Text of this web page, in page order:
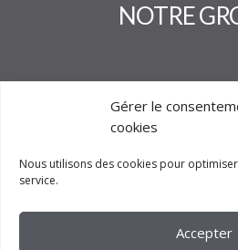
Gérer le
cookies
Nous utilisons des cookies pour
service.
Accepter
NOTRE